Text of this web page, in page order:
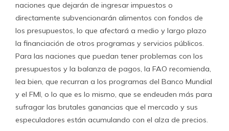
naciones que dejarán de ingresar impuestos o
directamente subvencionarán alimentos con fondos de
los presupuestos, lo que afectará a medio y largo plazo
la financiación de otros programas y servicios públicos.
Para las naciones que puedan tener problemas con los
presupuestos y la balanza de pagos, la FAO recomienda,
lea bien, que recurran a los programas del Banco Mundial
y el FMI, o lo que es lo mismo, que se endeuden más para
sufragar las brutales ganancias que el mercado y sus
especuladores están acumulando con el alza de precios.